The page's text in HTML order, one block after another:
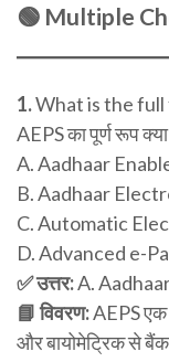
🟢 Multiple
1.What is the full
AEPS का पूर्ण रूप
A. Aadhaar
B. Aadhaar
C. Automatic
D. Advanced e-
✅ उत्तर:A.
📘 विवरण:AEPS एक
और बायोमेट्रिक से